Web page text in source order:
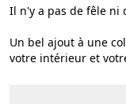
Il n'y a pas de fêle ni
Un bel ajout à une
votre intérieur et